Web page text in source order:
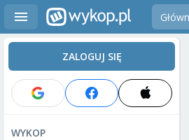
ZALOGUJ SIĘ
WYKOP